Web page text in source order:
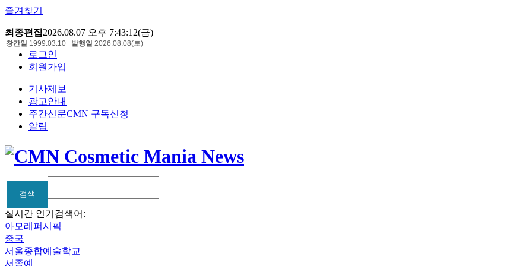
즐겨찾기
최종편집2026.08.07 오후 7:43:12(금)
로그인
회원가입
기사제보
광고안내
주간신문CMN 구독신청
알림
창간일 1999.03.10 발행일 2026.08.08(토)
검색
검색
실시간 인기검색어:
아모레퍼시픽
중국
서울종합예술학교
서종예